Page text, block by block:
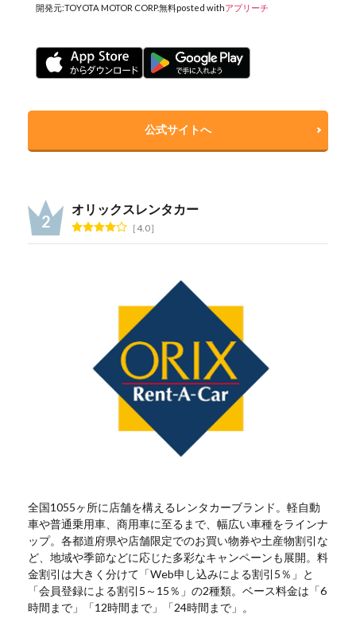
開発元:TOYOTA MOTOR CORP.無料posted withアプリーチ
公式サイトへ
オリックスレンタカー
4.0
全国1055ヶ所に店舗を構えるレンタカーブランド。軽自動
車や普通乗用車、商用車に至るまで、幅広い車種をラインナ
ップ。各都道府県や店舗限定でのお買い物券や土産物割引な
ど、地域や季節などに応じた多彩なキャンペーンも展開。料
金割引は大きく分けて「Web申し込みによる割引5％」と
「会員登録による割引5～15％」の2種類。ベース料金は「6
時間まで」「12時間まで」「24時間まで」。